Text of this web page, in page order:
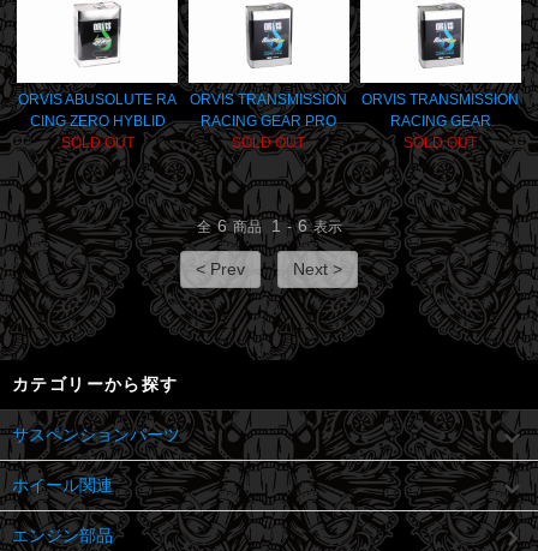
ORVIS ABUSOLUTE RA
CING ZERO HYBLID
SOLD OUT
ORVIS TRANSMISSION
RACING GEAR PRO
SOLD OUT
ORVIS TRANSMISSION
RACING GEAR
SOLD OUT
全 6 商品 1 - 6 表示
< Prev Next >
カテゴリーから探す
サスペンションパーツ
ホイール関連
エンジン部品